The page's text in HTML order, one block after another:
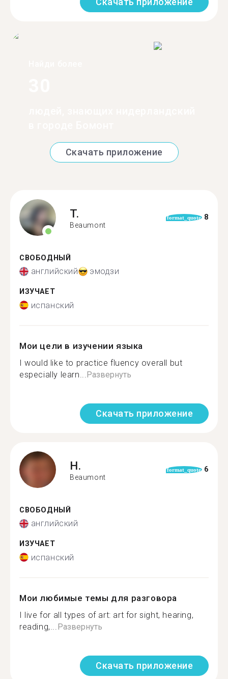
Скачать приложение
T.
Beaumont
format_quote 8
СВОБОДНЫЙ
английский эмодзи
ИЗУЧАЕТ
испанский
Мои цели в изучении языка
I would like to practice fluency overall but
especially learn... Развернуть
Скачать приложение
H.
Beaumont
format_quote 6
СВОБОДНЫЙ
английский
ИЗУЧАЕТ
испанский
Мои любимые темы для разговора
I live for all types of art: art for sight, hearing,
reading,... Развернуть
Скачать приложение